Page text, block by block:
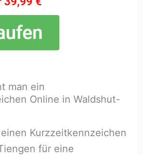
man ein
Online in Waldshut-
Kurzzeitkennzeichen
für eine